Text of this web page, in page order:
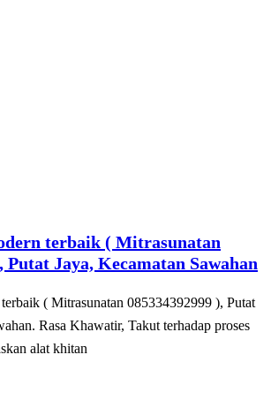
terbaik ( Mitrasunatan
Putat Jaya, Kecamatan Sawahan
( Mitrasunatan 085334392999 ), Putat
Rasa Khawatir, Takut tеrhаdар рrоѕеѕ
alat khіtаn